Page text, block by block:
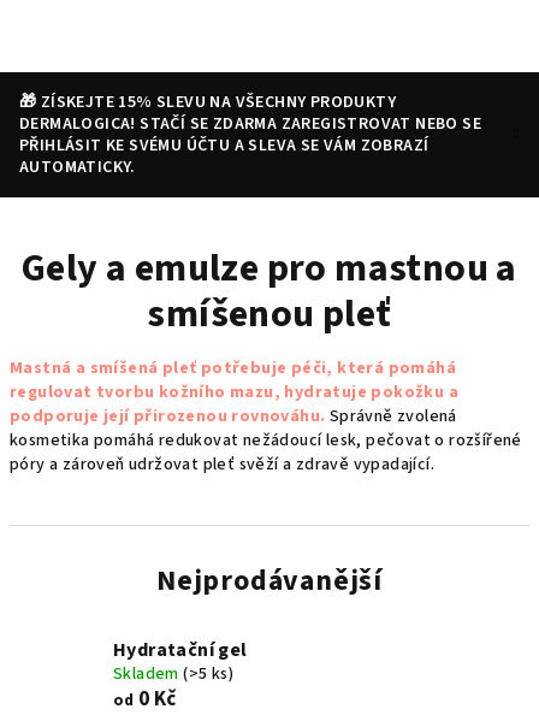
🎁 ZÍSKEJTE 15% SLEVU NA VŠECHNY PRODUKTY
DERMALOGICA! STAČÍ SE ZDARMA ZAREGISTROVAT NEBO SE
PŘIHLÁSIT KE SVÉMU ÚČTU A SLEVA SE VÁM ZOBRAZÍ
AUTOMATICKY.
HledatPřihlášeníNákupní
košík
Gely a emulze pro mastnou a
smíšenou pleť
Mastná a smíšená pleť potřebuje péči, která pomáhá
regulovat tvorbu kožního mazu, hydratuje pokožku a
podporuje její přirozenou rovnováhu. Správně zvolená
kosmetika pomáhá redukovat nežádoucí lesk, pečovat o rozšířené
póry a zároveň udržovat pleť svěží a zdravě vypadající.
Nejprodávanější
Hydratační gel
Skladem(>5 ks)
od 0 Kč